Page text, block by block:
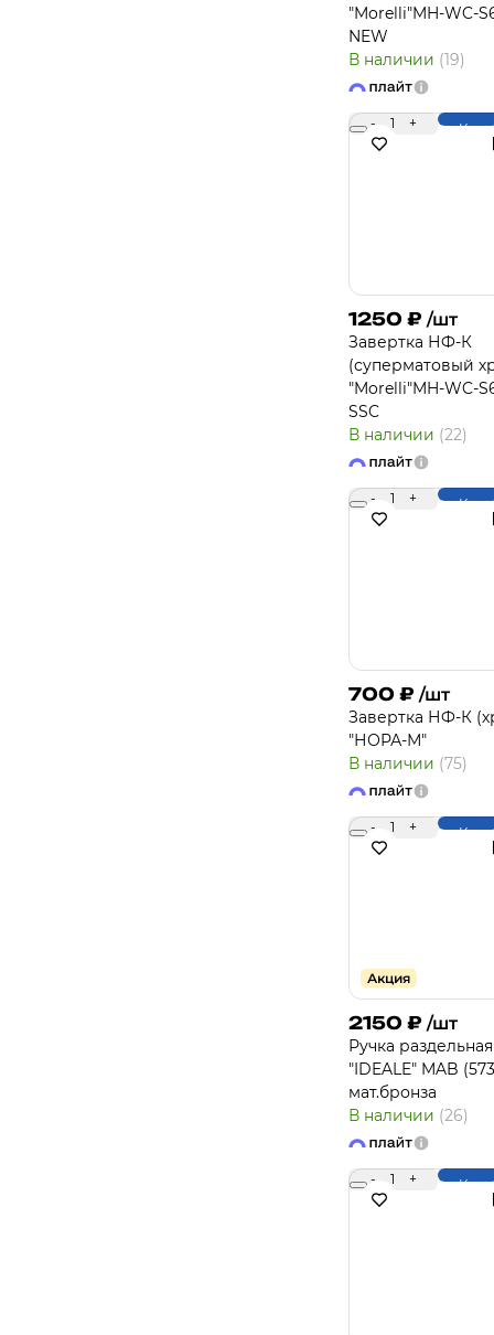
"Morelli"MH-WC-
NEW
В наличии (19)
- 1 +
1250 ₽ /шт
Завертка НФ-К
(суперматовый
"Morelli"MH-WC-
SSC
В наличии (22)
- 1 +
700 ₽ /шт
Завертка НФ-К
"НОРА-М"
В наличии (75)
- 1 +
Акция
2150 ₽ /шт
Ручка раздельная
"IDEALE" MAB
мат.бронза
В наличии (26)
- 1 +